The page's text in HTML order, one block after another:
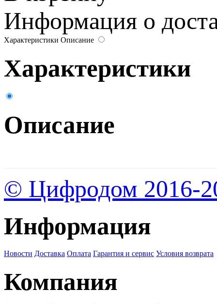
Информация о
Характеристики Описание
Характеристики
Описание
© Цифродом 2016-
Информация
Новости Доставка Оплата Гарантия и сервис Условия возврата
Компания